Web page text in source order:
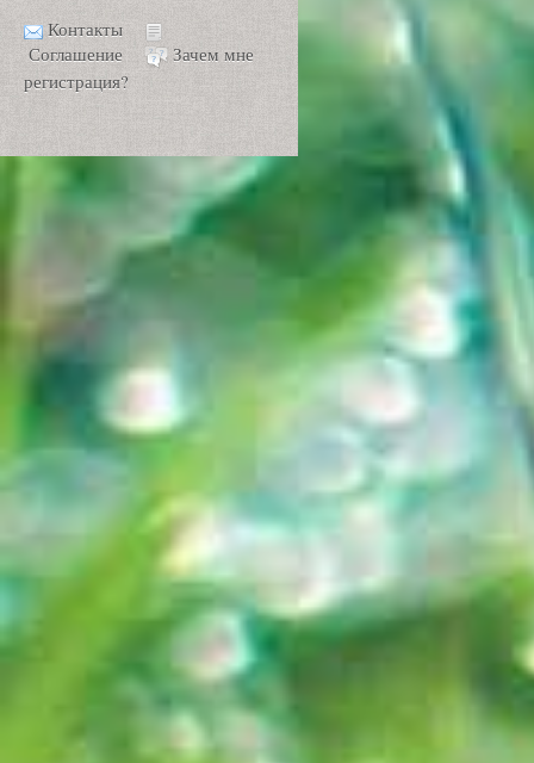
Контакты
Соглашение
Зачем мне
регистрация?